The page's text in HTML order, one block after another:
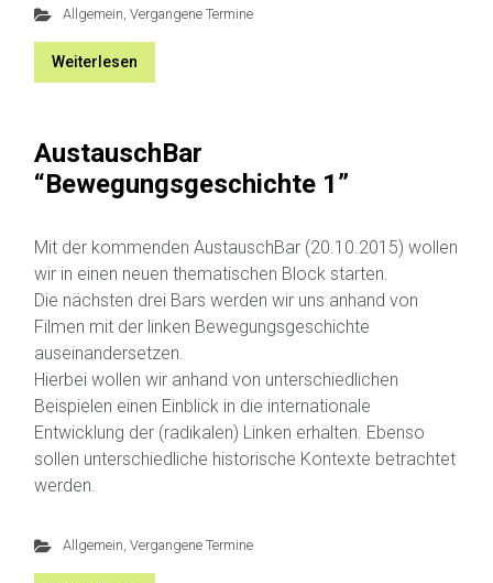
Allgemein, Vergangene Termine
Weiterlesen
AustauschBar
“Bewegungsgeschichte 1”
Mit der kommenden AustauschBar (20.10.2015) wollen
wir in einen neuen thematischen Block starten.
Die nächsten drei Bars werden wir uns anhand von
Filmen mit der linken Bewegungsgeschichte
auseinandersetzen.
Hierbei wollen wir anhand von unterschiedlichen
Beispielen einen Einblick in die internationale
Entwicklung der (radikalen) Linken erhalten. Ebenso
sollen unterschiedliche historische Kontexte betrachtet
werden.
Allgemein, Vergangene Termine